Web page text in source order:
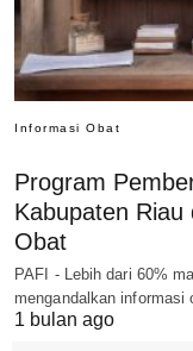
Informasi Obat
Program
Kabupaten
Obat
PAFI - Lebih dari 60%
mengandalkan
1 bulan ago